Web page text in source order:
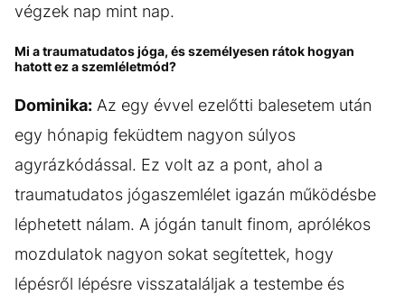
végzek nap mint nap.
Mi a traumatudatos jóga, és személyesen rátok hogyan
hatott ez a szemléletmód?
Dominika: Az egy évvel ezelőtti balesetem után
egy hónapig feküdtem nagyon súlyos
agyrázkódással. Ez volt az a pont, ahol a
traumatudatos jógaszemlélet igazán működésbe
léphetett nálam. A jógán tanult finom, aprólékos
mozdulatok nagyon sokat segítettek, hogy
lépésről lépésre visszataláljak a testembe és